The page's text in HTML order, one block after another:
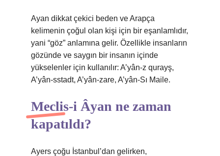
Ayan dikkat çekici beden ve Arapça
kelimenin çoğul olan kişi için bir eşanlamlıdır,
yani “göz” anlamına gelir. Özellikle insanların
gözünde ve saygın bir insanın içinde
yükselenler için kullanılır: A’yân-z qurayş,
A’yân-sstadt, A’yân-zare, A’yân-Sı Maile.
Meclis-i Âyan ne zaman
kapatıldı?
Ayers çoğu İstanbul’dan gelirken,